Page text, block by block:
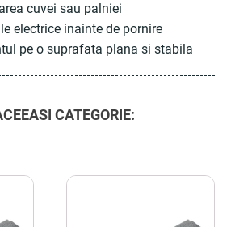
cuvei sau palniei
electrice inainte de pornire
pe o suprafata plana si stabila
CATEGORIE: